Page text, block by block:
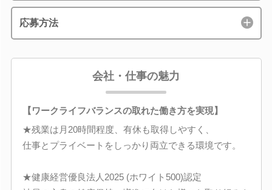
応募方法
会社・仕事の魅力
【ワークライフバランスの取れた働き方を実現】
★残業は月20時間程度、有休も取得しやすく、
仕事とプライベートをしっかり両立できる環境です。
★健康経営優良法人2025 (ホワイト500)認定